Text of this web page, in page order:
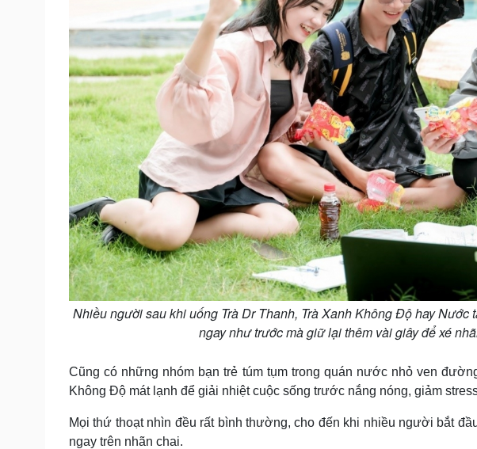
Nhiều người sau khi uống Trà Dr Thanh, Trà Xanh Không Độ hay
ngay như trước mà giữ lại thêm vài giây để xé
Cũng có những nhóm bạn trẻ túm tụm trong quán nước nhỏ ven
Không Độ mát lạnh để giải nhiệt cuộc sống trước nắng nóng, giảm
Mọi thứ thoạt nhìn đều rất bình thường, cho đến khi nhiều người bắt
ngay trên nhãn chai.